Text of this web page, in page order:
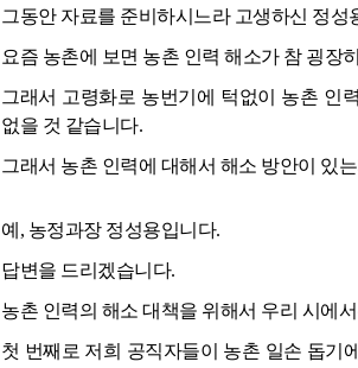
그동안 자료를 준비하시느라 고생하신 정
요즘 농촌에 보면 농촌 인력 해소가 참 굉장
그래서 고령화로 농번기에 턱없이 농촌 인
없을 것 같습니다.
그래서 농촌 인력에 대해서 해소 방안이 있
예, 농정과장 정성용입니다.
답변을 드리겠습니다.
농촌 인력의 해소 대책을 위해서 우리 시에
첫 번째로 저희 공직자들이 농촌 일손 돕기